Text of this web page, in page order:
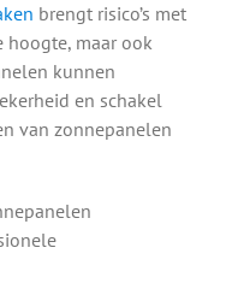
brengt risico’s met
hoogte, maar ook
kunnen
en schakel
van zonnepanelen